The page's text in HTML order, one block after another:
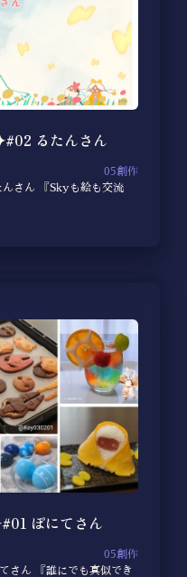
るたんさん
05創作
さん 『Skyも絵も交流
ぽにてさん
05創作
さん 『誰にでも真似でき